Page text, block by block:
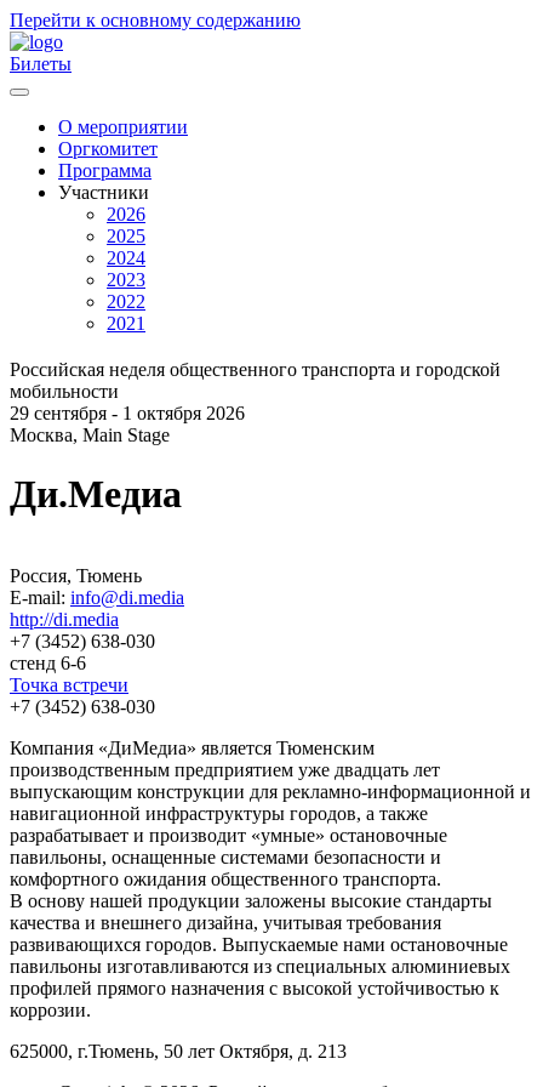
Перейти к основному содержанию
Билеты
Главное
меню
О мероприятии
Оргкомитет
Программа
Участники
2026
2025
2024
2023
2022
2021
Российская неделя общественного транспорта и городской
мобильности
29 сентября - 1 октября 2026
Москва, Main Stage
Ди.Медиа
Россия, Тюмень
E-mail: info@di.media
http://di.media
+7 (3452) 638-030
стенд 6-6
Точка встречи
+7 (3452) 638-030
Компания «ДиМедиа» является Тюменским
производственным предприятием уже двадцать лет
выпускающим конструкции для рекламно-информационной и
навигационной инфраструктуры городов, а также
разрабатывает и производит «умные» остановочные
павильоны, оснащенные системами безопасности и
комфортного ожидания общественного транспорта.
В основу нашей продукции заложены высокие стандарты
качества и внешнего дизайна, учитывая требования
развивающихся городов. Выпускаемые нами остановочные
павильоны изготавливаются из специальных алюминиевых
профилей прямого назначения с высокой устойчивостью к
коррозии.
625000, г.Тюмень, 50 лет Октября, д. 213